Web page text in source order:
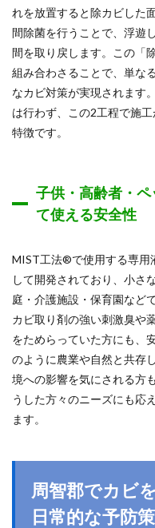
れを放置すると除カビした
間除菌を行うことで、浮遊
間を取り戻します。この「
組み合わさることで、単な
なカビ対策が実現されます
は行わず、この2工程で施
特徴です。
子供・高齢者・
て使える安全性
MIST工法®で使用する専用
して開発されており、小さ
庭・介護施設・保育園など
カビ取り剤の強い刺激臭や
をためらっていた方にも、
のように農業や自然と共存
境への影響を気にされる方
うした方々のニーズにも応
ます。
周智郡でカビ
日常的な予防策